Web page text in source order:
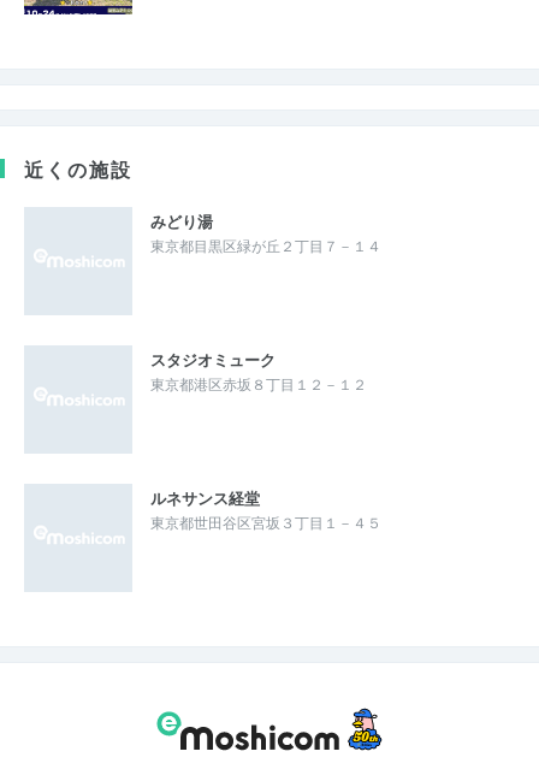
近くの施設
みどり湯
東京都目黒区緑が丘２丁目７－１４
スタジオミューク
東京都港区赤坂８丁目１２－１２
ルネサンス経堂
東京都世田谷区宮坂３丁目１－４５